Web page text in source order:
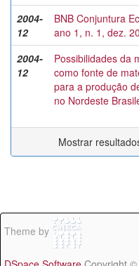
2004-
12
BNB Conjuntura
ano 1, n. 1, dez.
2004-
12
Possibilidades da
como fonte de
para a produção
no Nordeste
Mostrar
Theme by